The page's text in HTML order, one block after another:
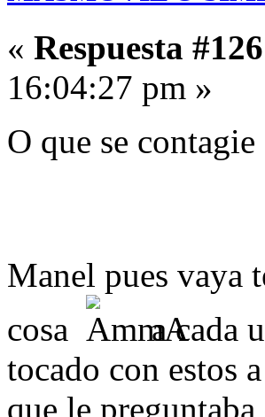
« Respuesta
16:04:27 pm »
O que se
Manel pues
cosa
a cada
tocado con estos
que le